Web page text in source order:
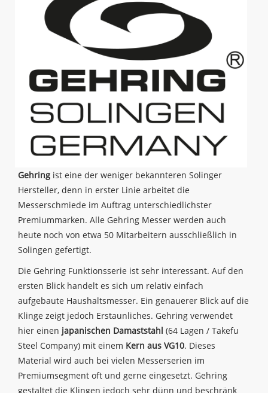
Gehring ist eine der weniger bekannteren Solinger
Hersteller, denn in erster Linie arbeitet die
Messerschmiede im Auftrag unterschiedlichster
Premiummarken. Alle Gehring Messer werden auch
heute noch von etwa 50 Mitarbeitern ausschließlich in
Solingen gefertigt.
Die Gehring Funktionsserie ist sehr interessant. Auf den
ersten Blick handelt es sich um relativ einfach
aufgebaute Haushaltsmesser. Ein genauerer Blick auf die
Klinge zeigt jedoch Erstaunliches. Gehring verwendet
hier einen japanischen Damaststahl (64 Lagen / Takefu
Steel Company) mit einem Kern aus VG10. Dieses
Material wird auch bei vielen Messerserien im
Premiumsegment oft und gerne eingesetzt. Gehring
gestaltet die Klingen jedoch sehr dünn und beschränk